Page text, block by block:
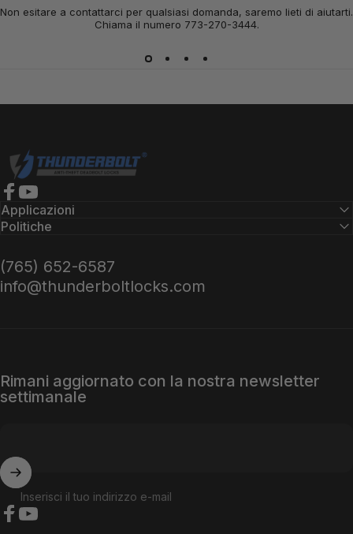
Non esitare a contattarci per qualsiasi domanda, saremo lieti di aiutarti.
Chiama il numero 773-270-3444.
Serrature Thunderbolt
Facebook
YouTube
Applicazioni
Politiche
(765) 652-6587
info@thunderboltlocks.com
Rimani aggiornato con la nostra newsletter
settimanale
Inserisci il tuo indirizzo e-mail